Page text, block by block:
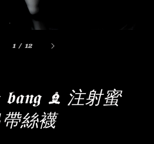
1 / 12
𝖇𝖆𝖓𝖌 ♝ 注射蜜
絲襪